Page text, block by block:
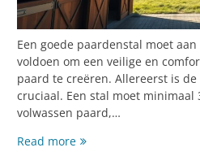
Een goede paardenstal moet
voldoen om een veilige en
paard te creëren. Allereerst is
cruciaal. Een stal moet minimaal
volwassen paard,…
Read moreEssentiële